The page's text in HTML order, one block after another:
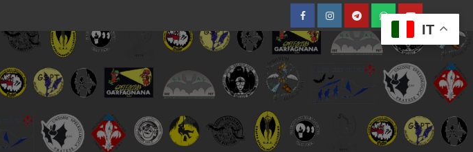
FacebookInstagramTelegramWhatsAppYouTube
IT